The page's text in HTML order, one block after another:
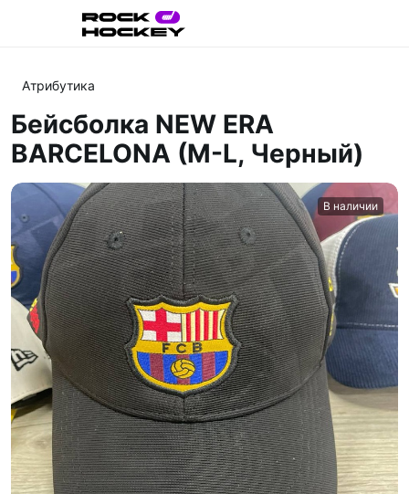
Атрибутика
Бейсболка NEW ERA
BARCELONA (M-L, Черный)
В наличии